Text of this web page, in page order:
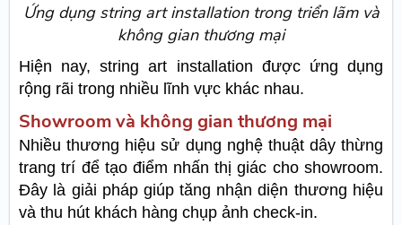
Ứng dụng string art installation trong triển lãm và
không gian thương mại
Hiện nay, string art installation được ứng dụng
rộng rãi trong nhiều lĩnh vực khác nhau.
Showroom và không gian thương mại
Nhiều thương hiệu sử dụng nghệ thuật dây thừng
trang trí để tạo điểm nhấn thị giác cho showroom.
Đây là giải pháp giúp tăng nhận diện thương hiệu
và thu hút khách hàng chụp ảnh check-in.